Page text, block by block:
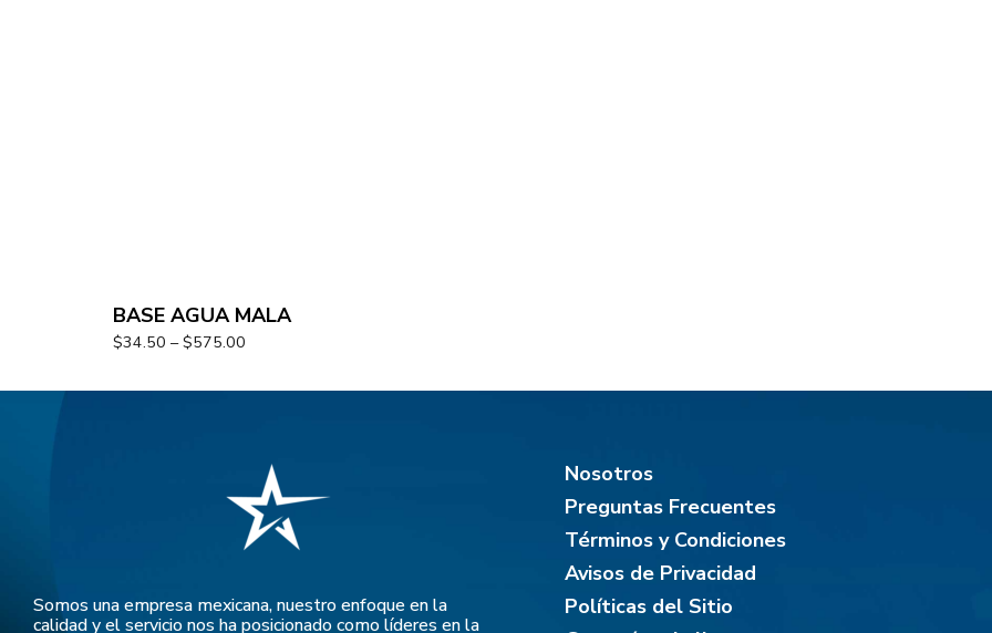
BASE AGUA MALA
$34.50 – $575.00
Somos una empresa mexicana, nuestro enfoque en la
calidad y el servicio nos ha posicionado como líderes en la
Nosotros
Preguntas Frecuentes
Términos y Condiciones
Avisos de Privacidad
Políticas del Sitio